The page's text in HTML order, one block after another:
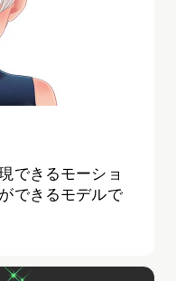
できるモーショ
できるモデルで